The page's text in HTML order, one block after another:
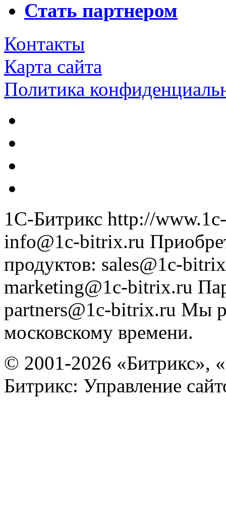
Стать партнером
Контакты
Карта сайта
Политика
1С-Битрикс http://
info@1c-bitrix.ru
продуктов: sales@1c-
marketing@1c-bitrix.ru
partners@1c-bitrix.ru Мы
московскому времени.
© 2001-2026 «Битрикс»,
Битрикс: Управление